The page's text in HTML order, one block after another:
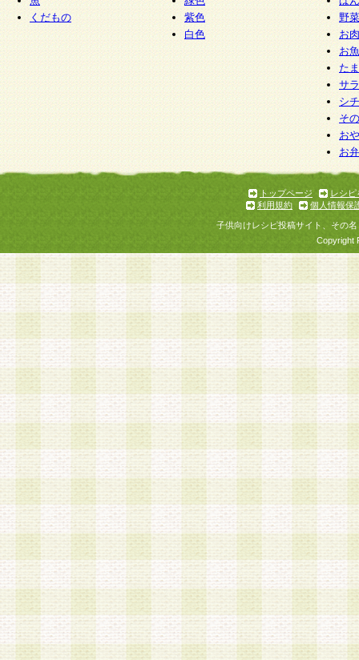
くだもの
紫色
白色
野
お
お
た
サ
シ
そ
お
お
トップページ
レシピ
利用規約
個人情報保
子供向けレシピ投稿サイト、その
Copyright